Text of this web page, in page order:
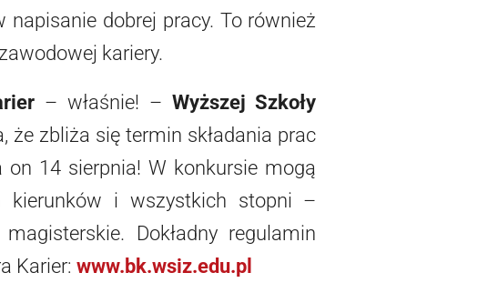
dobrej pracy. To również
kariery.
– właśnie! – Wyższej Szkoły
że zbliża się termin składania prac
on 14 sierpnia! W konkursie mogą
kierunków i wszystkich stopni –
Dokładny regulamin
Karier: www.bk.wsiz.edu.pl